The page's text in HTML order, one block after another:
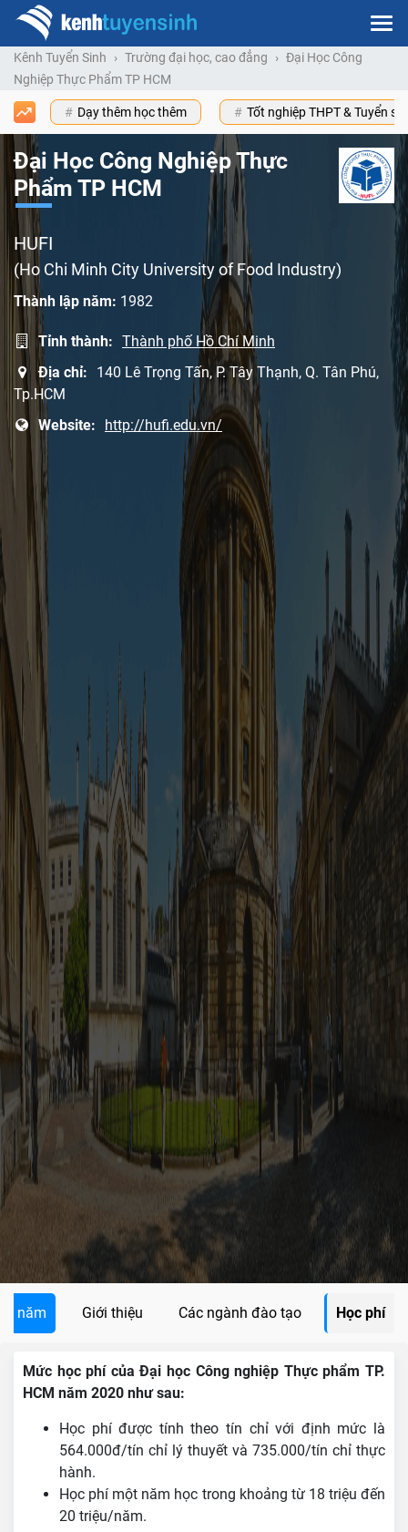
Kênh Tuyển Sinh Trường đại học, cao đẳng
Đại Học Công
Nghiệp Thực Phẩm TP HCM
Dạy thêm học thêm Tốt nghiệp THPT & Tuyển
Đại Học Công Nghiệp Thực
Phẩm TP HCM
HUFI
(Ho Chi Minh City University of Food Industry)
Thành lập năm: 1982
Tỉnh thành: Thành phố Hồ Chí Minh
Địa chỉ:
140 Lê Trọng Tấn, P. Tây Thạnh, Q. Tân Phú,
Tp.HCM
Website:
http://hufi.edu.vn/
năm Giới thiệu Các ngành đào tạo Học phí
Mức học phí của Đại học Công nghiệp Thực phẩm TP.
HCM năm 2020 như sau:
Học phí được tính theo tín chỉ với định mức là
564.000đ/tín chỉ lý thuyết và 735.000/tín chỉ thực
hành.
Học phí một năm học trong khoảng từ 18 triệu đến
20 triệu/năm.